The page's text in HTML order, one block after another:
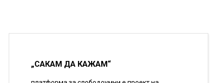
„САКАМ ДА КАЖАМ“